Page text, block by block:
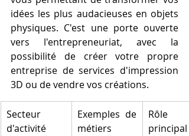
idées les plus audacieuses en objets
physiques. C'est une porte ouverte
vers l'entrepreneuriat, avec la
possibilité de créer votre propre
entreprise de services d'impression
3D ou de vendre vos créations.
Secteur
d'activité
Exemples de
métiers
Rôle
principal